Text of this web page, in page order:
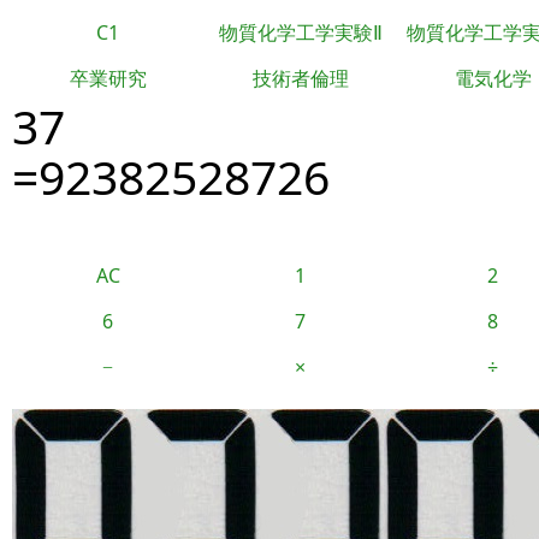
C1 物質化学工学実験Ⅱ
物質化学工学
卒業研究
技術者倫理 電気化学
37
=92382528726
AC 1
2
6
7
8
−
× ÷